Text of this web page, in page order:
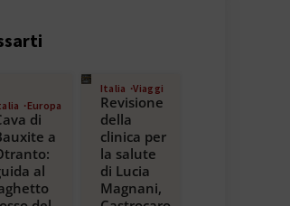
Europa
di
a
al
Italia Viaggi
Revisione
della
clinica per
la salute
di Lucia
Magnani,